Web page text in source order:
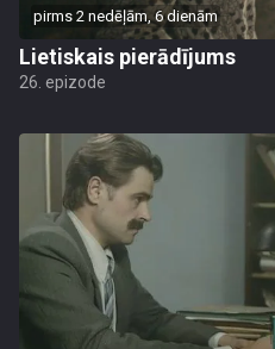
pirms 2 nedēļām, 6 dienām
Lietiskais pierādījums
26. epizode